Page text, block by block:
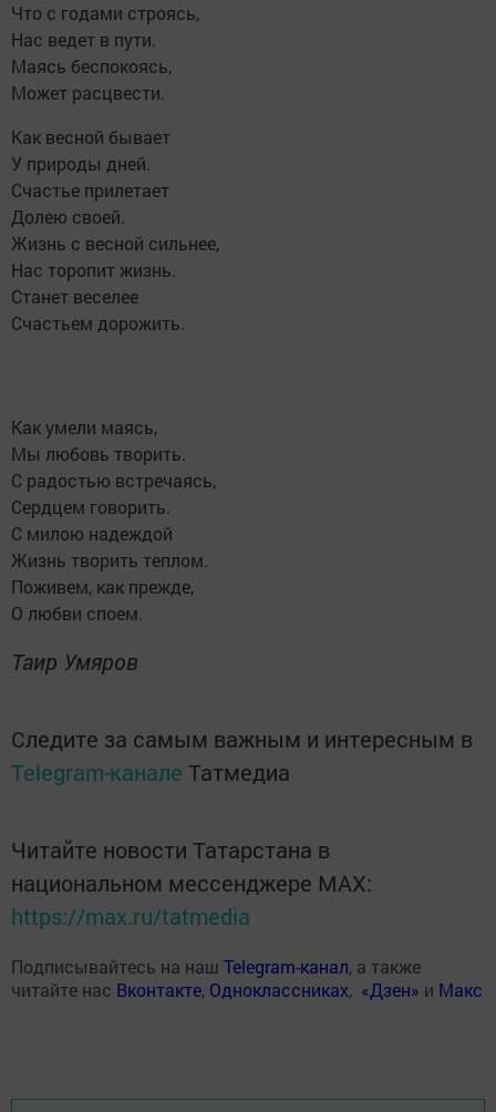
Что с годами строясь,
Нас ведет в пути.
Маясь беспокоясь,
Может расцвести.
Как весной бывает
У природы дней.
Счастье прилетает
Долею своей.
Жизнь с весной сильнее,
Нас торопит жизнь.
Станет веселее
Счастьем дорожить.
Как умели маясь,
Мы любовь творить.
С радостью встречаясь,
Сердцем говорить.
С милою надеждой
Жизнь творить теплом.
Поживем, как прежде,
О любви споем.
Таир Умяров
Следите за самым важным и интересным в
Telegram-канале Татмедиа
Читайте новости Татарстана в
национальном мессенджере MАХ:
https://max.ru/tatmedia
Подписывайтесь на наш Telegram-канал, а также
читайте нас Вконтакте, Одноклассниках, «Дзен» и Макс